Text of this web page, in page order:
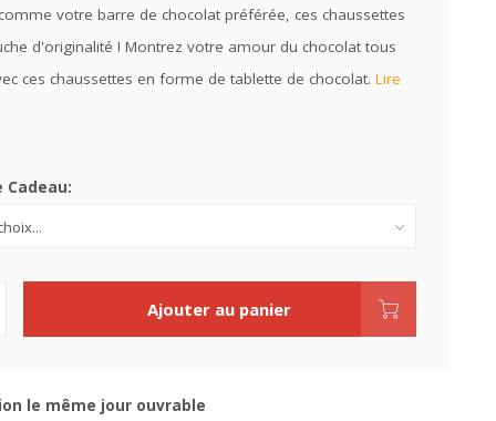
votre barre de chocolat préférée, ces chaussettes
d'originalité ! Montrez votre amour du chocolat tous
ces chaussettes en forme de tablette de chocolat. Lire
Cadeau:
Ajouter au panier
le même jour ouvrable